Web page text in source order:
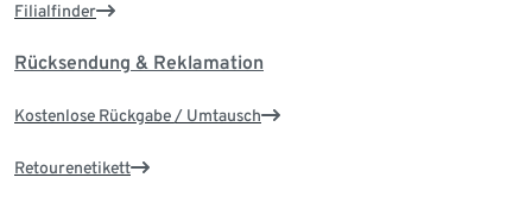
Filialfinder
Rücksendung & Reklamation
Kostenlose Rückgabe / Umtausch
Retourenetikett